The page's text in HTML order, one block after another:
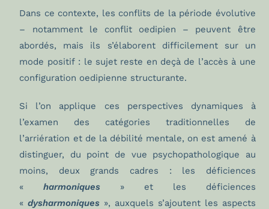
Dans ce contexte, les conflits de la période évolutive
– notamment le conflit oedipien – peuvent être
abordés, mais ils s’élaborent difficilement sur un
mode positif : le sujet reste en deçà de l’accès à une
configuration oedipienne structurante.
Si l’on applique ces perspectives dynamiques à
l’examen des catégories traditionnelles de
l’arriération et de la débilité mentale, on est amené à
distinguer, du point de vue psychopathologique au
moins, deux grands cadres : les déficiences
«harmoniques » et les déficiences
«dysharmoniques », auxquels s’ajoutent les aspects